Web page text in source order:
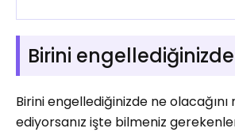
Birini
Birini engellediğinizde ne
ediyorsanız işte bilmeniz